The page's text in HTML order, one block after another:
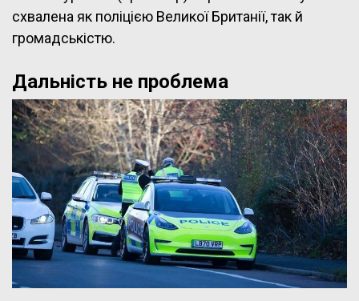
схвалена як поліцією Великої Британії, так й
громадськістю.
Дальність не проблема